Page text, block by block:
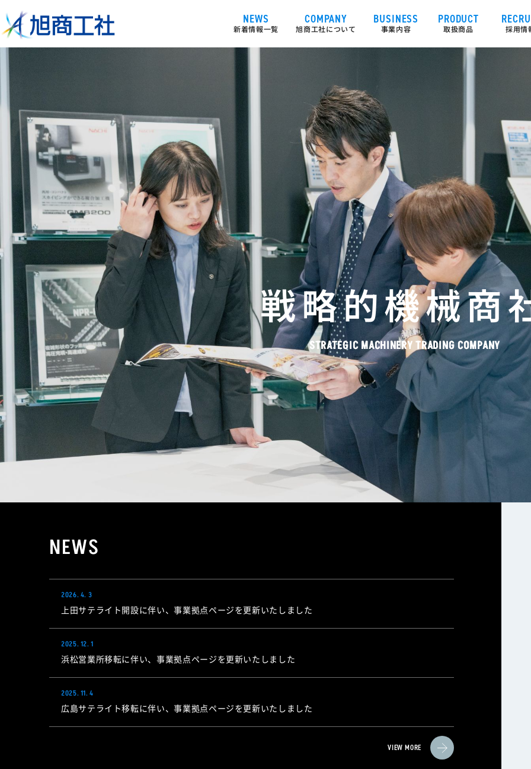
NEWS
新着情報一覧
COMPANY
旭商工社について
BUSINESS
事業内容
PRODUCT
取扱商品 採用情
戦略的機械商
STRATEGIC MACHINERY TRADING COMPANY
NEWS
2026. 4. 3
上田サテライト開設に伴い、事業拠点ページを更新いたしました
2025. 12. 1
浜松営業所移転に伴い、事業拠点ページを更新いたしました
2025. 11. 4
広島サテライト移転に伴い、事業拠点ページを更新いたしました
VIEW MORE